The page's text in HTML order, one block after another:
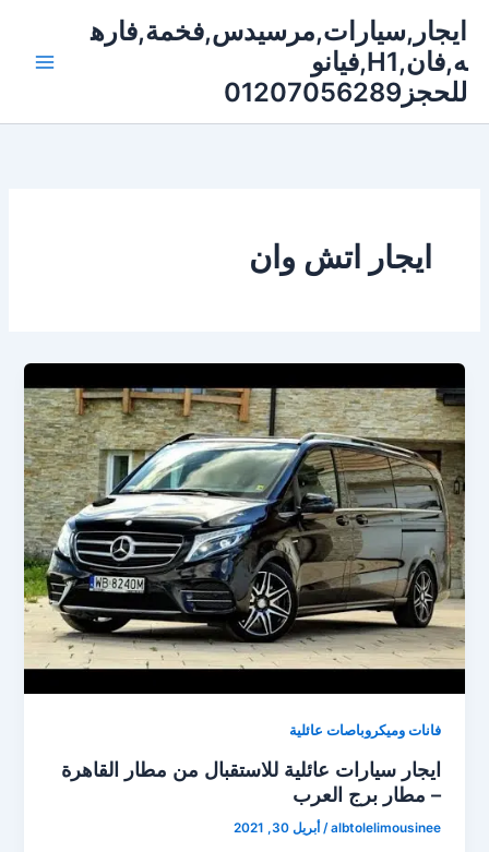
المحتوى
ايجار,سيارات,مرسيدس,فخمة,فاره
ه,فان,H1,فيانو
للحجز01207056289
ايجار اتش وان
فانات وميكروباصات عائلية
ايجار سيارات عائلية للاستقبال من مطار القاهرة
– مطار برج العرب
albtolelimousinee
/ أبريل 30, 2021